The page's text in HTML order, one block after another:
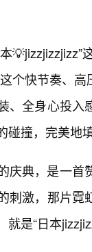
个快节奏、
、全身心投
碰撞，完美地
庆典，是一
刺激，那片
就是“日本